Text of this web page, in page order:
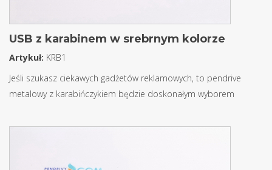
USB z karabinem w srebrnym kolorze
Artykuł: KRB1
Jeśli szukasz ciekawych gadżetów reklamowych, to pendrive
metalowy z karabińczykiem będzie doskonałym wyborem